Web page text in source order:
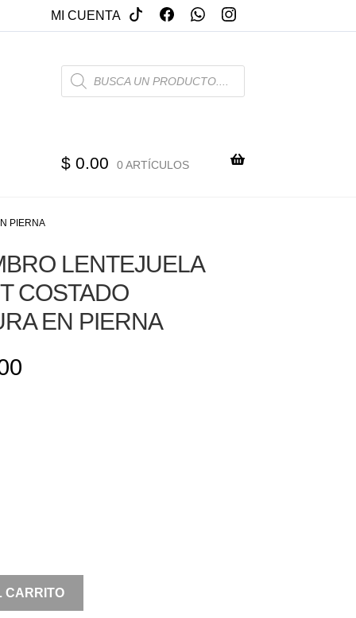
MI CUENTA
PRODUCTS
SEARCH
$0.00 0 ARTÍCULOS
PIERNA
LENTEJUELA
COSTADO
EN PIERNA
CARRITO